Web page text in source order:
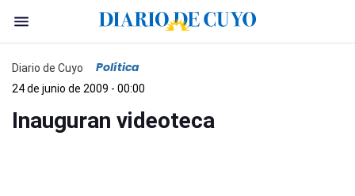
Diario de Cuyo Política
24 de junio de 2009 - 00:00
Inauguran videoteca